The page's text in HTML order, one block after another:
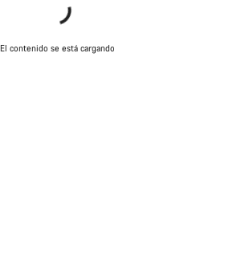
El contenido se está cargando